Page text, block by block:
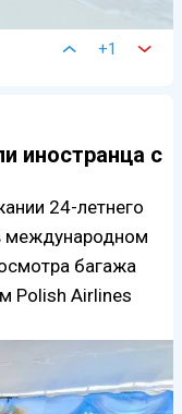
+1
иностранца с
24-летнего
международном
багажа
Polish Airlines